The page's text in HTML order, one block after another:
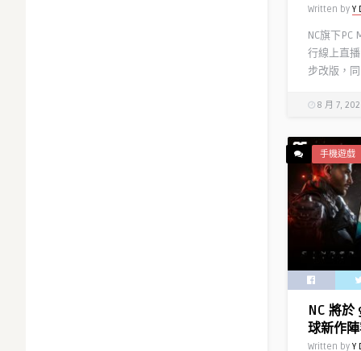
Written by Y
NC旗下PC
行線上直
步改版，
8 月 7,
手機遊戲
NC 將
球新作
Written by Y